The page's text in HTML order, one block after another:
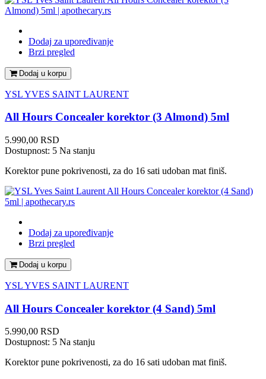
Dodaj za upoređivanje
Brzi pregled
Dodaj u korpu
YSL YVES SAINT LAURENT
All Hours Concealer korektor (3 Almond) 5ml
Cena
5.990,00 RSD
Dostupnost: 5 Na stanju
Korektor pune pokrivenosti, za do 16 sati udoban mat finiš.
Dodaj za upoređivanje
Brzi pregled
Dodaj u korpu
YSL YVES SAINT LAURENT
All Hours Concealer korektor (4 Sand) 5ml
Cena
5.990,00 RSD
Dostupnost: 5 Na stanju
Korektor pune pokrivenosti, za do 16 sati udoban mat finiš.